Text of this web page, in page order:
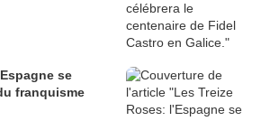
se
franquisme